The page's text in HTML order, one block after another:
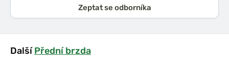
Zeptat se odborníka
DalšíPřední brzda